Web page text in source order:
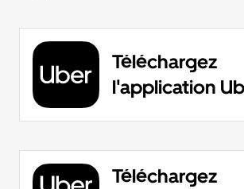
Téléchargez
l'application
Téléchargez